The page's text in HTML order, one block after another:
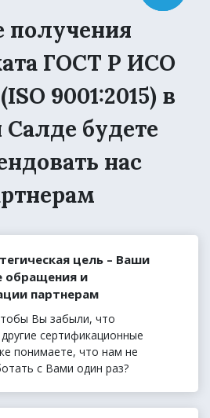
получения
ГОСТ Р ИСО
9001:2015) в
Салде будете
нас
цель – Ваши
обращения и
партнерам
Вы забыли, что
сертификационные
понимаете, что нам не
с Вами один раз?